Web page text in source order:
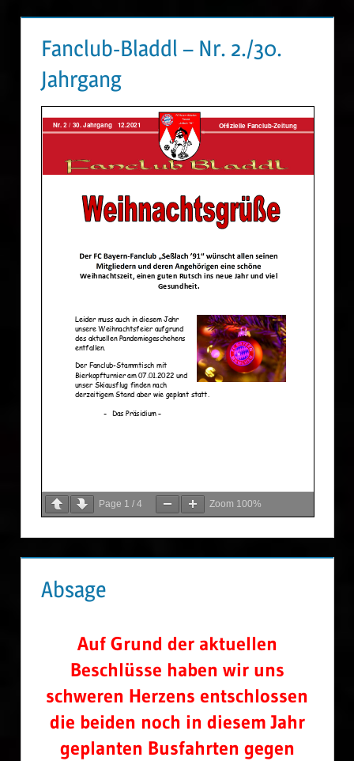
Fanclub-Bladdl – Nr. 2./30.
Jahrgang
Page 1 / 4 Zoom 100%
Absage
Auf Grund der aktuellen
Beschlüsse haben wir uns
schweren Herzens entschlossen
die beiden noch in diesem Jahr
geplanten Busfahrten gegen